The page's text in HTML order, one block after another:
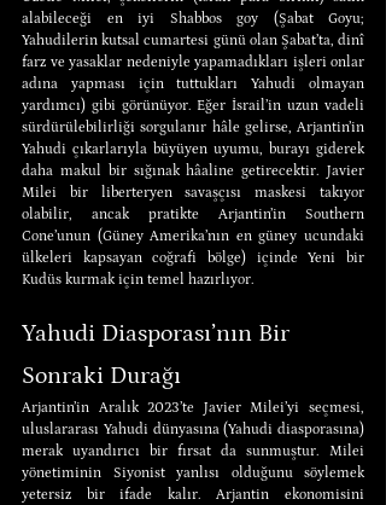
alabileceği en iyi Shabbos goy (Şabat Goyu;
Yahudilerin kutsal cumartesi günü olan Şabat’ta, dinî
farz ve yasaklar nedeniyle yapamadıkları işleri onlar
adına yapması için tuttukları Yahudi olmayan
yardımcı) gibi görünüyor. Eğer İsrail’in uzun vadeli
sürdürülebilirliği sorgulanır hâle gelirse, Arjantin’in
Yahudi çıkarlarıyla büyüyen uyumu, burayı giderek
daha makul bir sığınak hâaline getirecektir. Javier
Milei bir liberteryen savaşçısı maskesi takıyor
olabilir, ancak pratikte Arjantin’in Southern
Cone’unun (Güney Amerika’nın en güney ucundaki
ülkeleri kapsayan coğrafi bölge) içinde Yeni bir
Kudüs kurmak için temel hazırlıyor.
Yahudi Diasporası’nın Bir
Sonraki Durağı
Arjantin’in Aralık 2023’te Javier Milei’yi seçmesi,
uluslararası Yahudi dünyasına (Yahudi diasporasına)
merak uyandırıcı bir fırsat da sunmuştur. Milei
yönetiminin Siyonist yanlısı olduğunu söylemek
yetersiz bir ifade kalır. Arjantin ekonomisini